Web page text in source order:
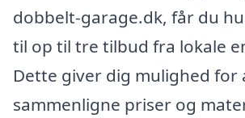
dobbelt-garage.dk, får du
til op til tre tilbud fra lokale
Dette giver dig mulighed for
sammenligne priser og